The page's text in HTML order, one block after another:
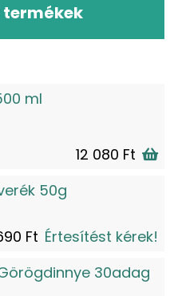
ml
12 080 Ft
50g
Ft Értesítést kérek!
30adag